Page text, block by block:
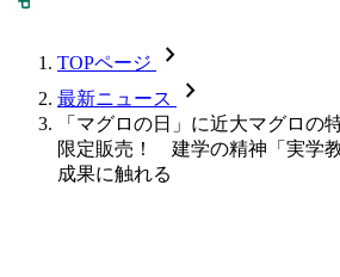
TOPページ chevron_forward
最新ニュース chevron_forward
「マグロの日」に近大マグロの
限定販売！ 建学の精神「実学
成果に触れる